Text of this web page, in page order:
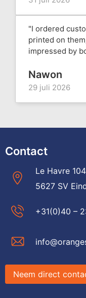
"I ordered
printed on
impressed by
Nawon
29 juli 2026
Contact
Le Havre 104
5627 SV
+31(0)40 –
Neem direct